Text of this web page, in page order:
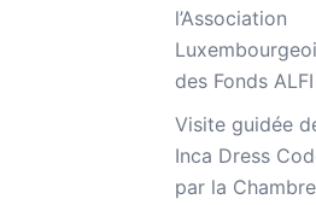
l’Association
des Fonds ALFI
Visite guidée
Inca Dress
par la